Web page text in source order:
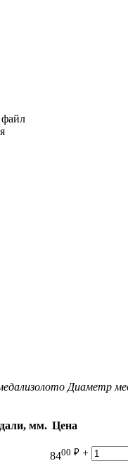
файл
золото Диаметр
мм. Цена
8400 ₽ +